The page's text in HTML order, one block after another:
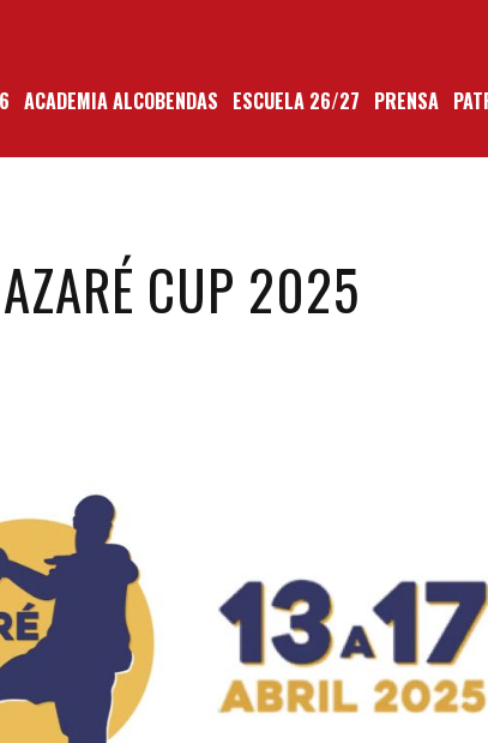
ACADEMIA ALCOBENDAS ESCUELA 26/27 PRENSA
CUP 2025